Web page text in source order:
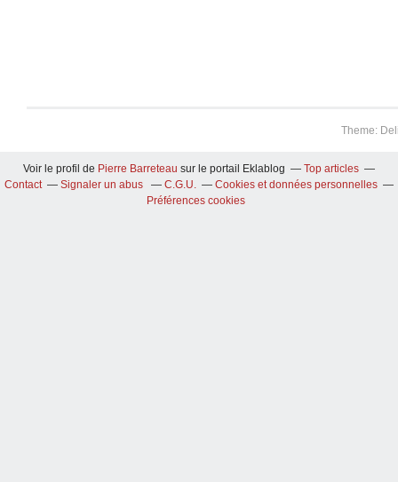
Theme:
Voir le profil de Pierre Barreteau sur le portail Eklablog
Top articles
Contact
Signaler un abus C.G.U.
Cookies et données personnelles
Préférences cookies